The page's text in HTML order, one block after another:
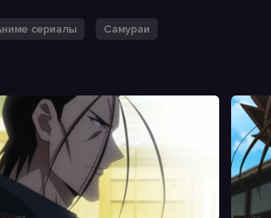
сериалы Самураи